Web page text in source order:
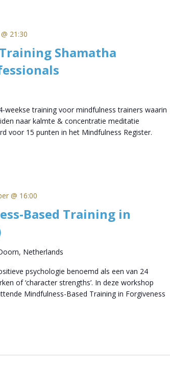
Shamatha
21:30
weekse training voor mindfulness trainers waarin
naar kalmte & concentratie meditatie
voor 15 punten in het Mindfulness Register.
Based Training in
@ 16:00
Netherlands
psychologie benoemd als een van 24
of ‘character strengths’. In deze workshop
Mindfulness-Based Training in Forgiveness